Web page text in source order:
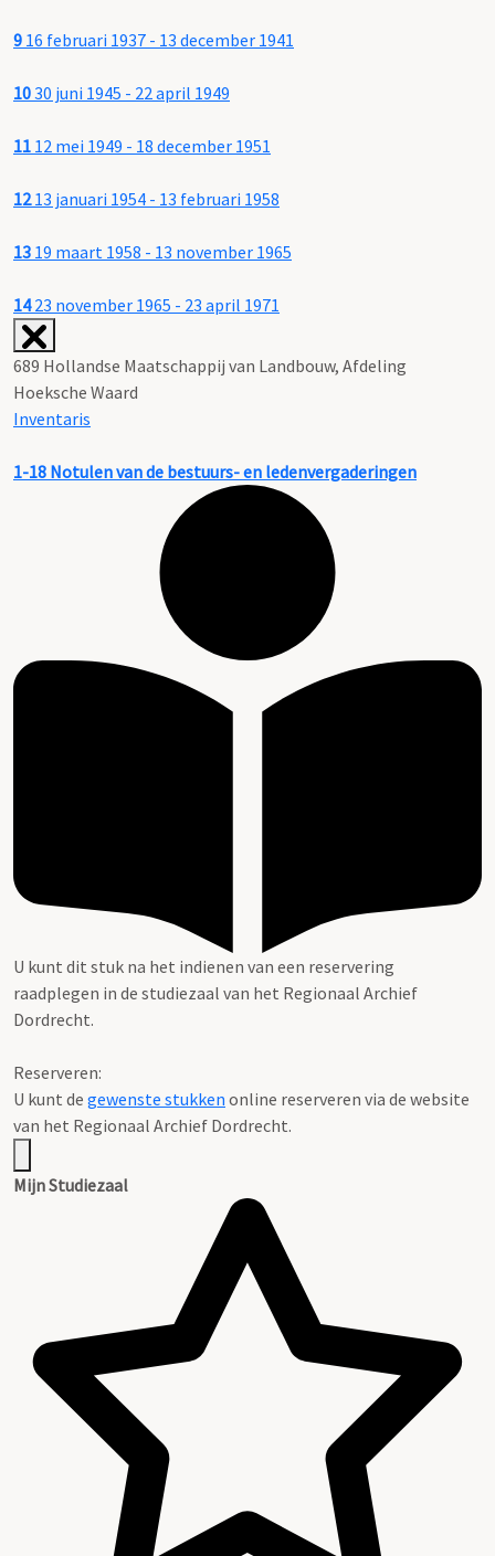
9 16 februari 1937 - 13 december 1941
1030 juni 1945 - 22 april 1949
11 12 mei 1949 - 18 december 1951
1213 januari 1954 - 13 februari 1958
13 19 maart 1958 - 13 november 1965
14 23 november 1965 - 23 april 1971
689 Hollandse Maatschappij van Landbouw, Afdeling
Hoeksche Waard
Inventaris
1-18 Notulen van de bestuurs- en ledenvergaderingen
U kunt dit stuk na het indienen van een reservering
raadplegen in de studiezaal van het Regionaal Archief
Dordrecht.
Reserveren:
U kunt de gewenste stukken online reserveren via de website
van het Regionaal Archief Dordrecht.
Mijn Studiezaal